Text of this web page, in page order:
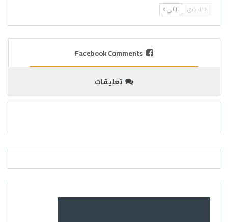
السابق التالي
Facebook Comments
تعليقات